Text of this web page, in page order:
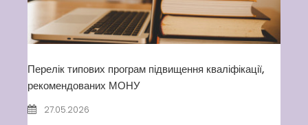
Latter match class
New Friends Everyday at
Kiddie
Перелік типових програм підвищення кваліфікації,
рекомендованих МОНУ
27.05.2026